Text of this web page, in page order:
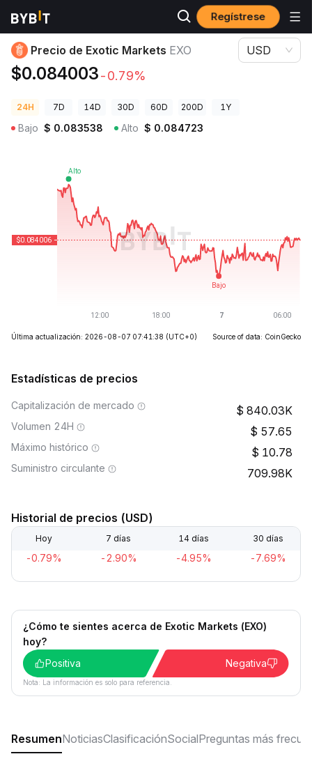
Regístrese
Precios de Criptomonedas Precio de Exotic Markets EXO
Precio de Exotic Markets EXO
$0.084003-0.79%
USD
24H 7D 14D 30D 60D 200D 1Y
Bajo $ 0.083538 Alto $ 0.084723
Última actualización: 2026-08-07 07:41:38 (UTC+0) Source of data: CoinGecko
Estadísticas de precios
Capitalización de mercado 840.03K
Volumen 24H 57.65
Máximo histórico 10.78
Suministro circulante 709.98K
Historial de precios (USD)
Hoy 7 días 14 días 30 días
-0.79% -2.90% -4.95% -7.69%
¿Cómo te sientes acerca de Exotic Markets (EXO)
hoy?
Positiva
Negativa
Nota: La información es solo para referencia.
ResumenNoticiasClasificaciónSocialPreguntas más